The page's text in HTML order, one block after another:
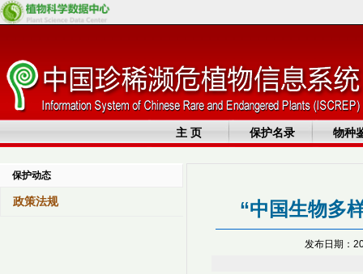
主 页 保护名录 物种
保护动态
政策法规 “中国生物多
发布日期：